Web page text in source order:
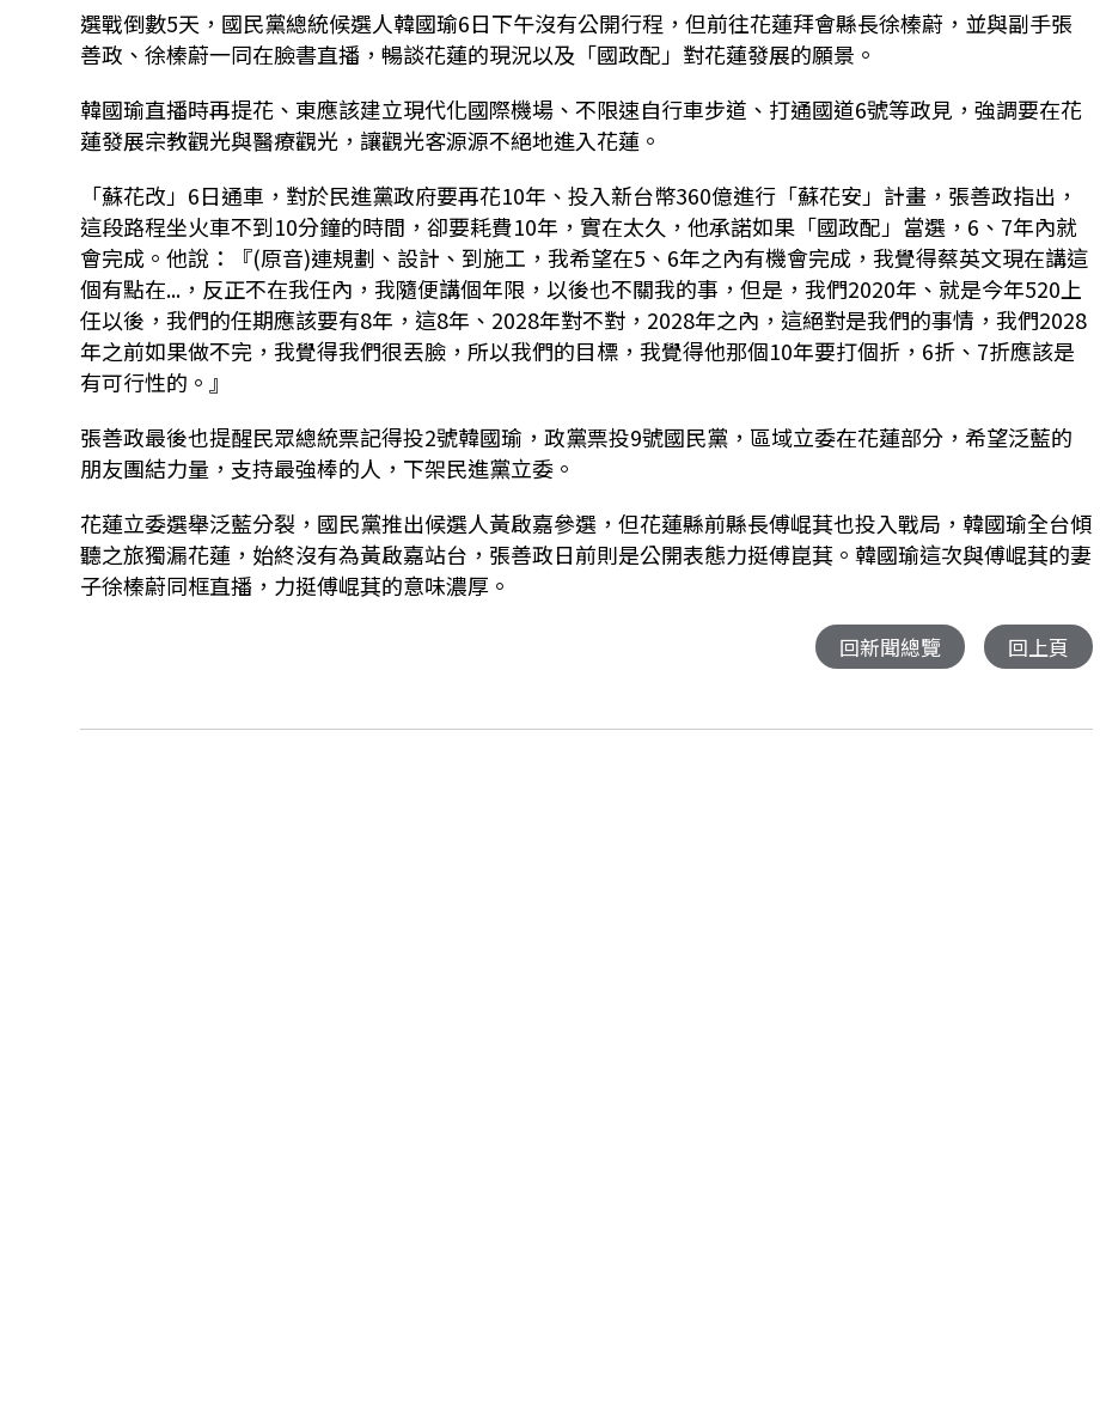
選戰倒數5天，國民黨總統候選人韓國瑜6日下午沒有公開行程，但前往花蓮拜會縣長徐榛蔚，並與副手張
善政、徐榛蔚一同在臉書直播，暢談花蓮的現況以及「國政配」對花蓮發展的願景。
韓國瑜直播時再提花、東應該建立現代化國際機場、不限速自行車步道、打通國道6號等政見，強調要在花
蓮發展宗教觀光與醫療觀光，讓觀光客源源不絕地進入花蓮。
「蘇花改」6日通車，對於民進黨政府要再花10年、投入新台幣360億進行「蘇花安」計畫，張善政指出，
這段路程坐火車不到10分鐘的時間，卻要耗費10年，實在太久，他承諾如果「國政配」當選，6、7年內就
會完成。他說：『(原音)連規劃、設計、到施工，我希望在5、6年之內有機會完成，我覺得蔡英文現在講這
個有點在...，反正不在我任內，我隨便講個年限，以後也不關我的事，但是，我們2020年、就是今年520上
任以後，我們的任期應該要有8年，這8年、2028年對不對，2028年之內，這絕對是我們的事情，我們2028
年之前如果做不完，我覺得我們很丟臉，所以我們的目標，我覺得他那個10年要打個折，6折、7折應該是
有可行性的。』
張善政最後也提醒民眾總統票記得投2號韓國瑜，政黨票投9號國民黨，區域立委在花蓮部分，希望泛藍的
朋友團結力量，支持最強棒的人，下架民進黨立委。
花蓮立委選舉泛藍分裂，國民黨推出候選人黃啟嘉參選，但花蓮縣前縣長傅崐萁也投入戰局，韓國瑜全台傾
聽之旅獨漏花蓮，始終沒有為黃啟嘉站台，張善政日前則是公開表態力挺傅崑萁。韓國瑜這次與傅崐萁的妻
子徐榛蔚同框直播，力挺傅崐萁的意味濃厚。
回新聞總覽 回上頁